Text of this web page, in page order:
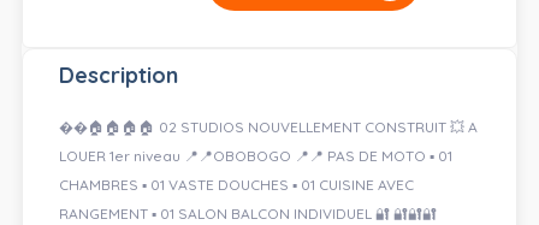
Description
��🏠🏠🏠🏠 02 STUDIOS NOUVELLEMENT CONSTRUIT 💥 A
LOUER 1er niveau 📍📍OBOBOGO 📍📍 PAS DE MOTO ▪️ 01
CHAMBRES ▪️ 01 VASTE DOUCHES ▪️ 01 CUISINE AVEC
RANGEMENT ▪️ 01 SALON BALCON INDIVIDUEL 🔐 🔐🔐🔐